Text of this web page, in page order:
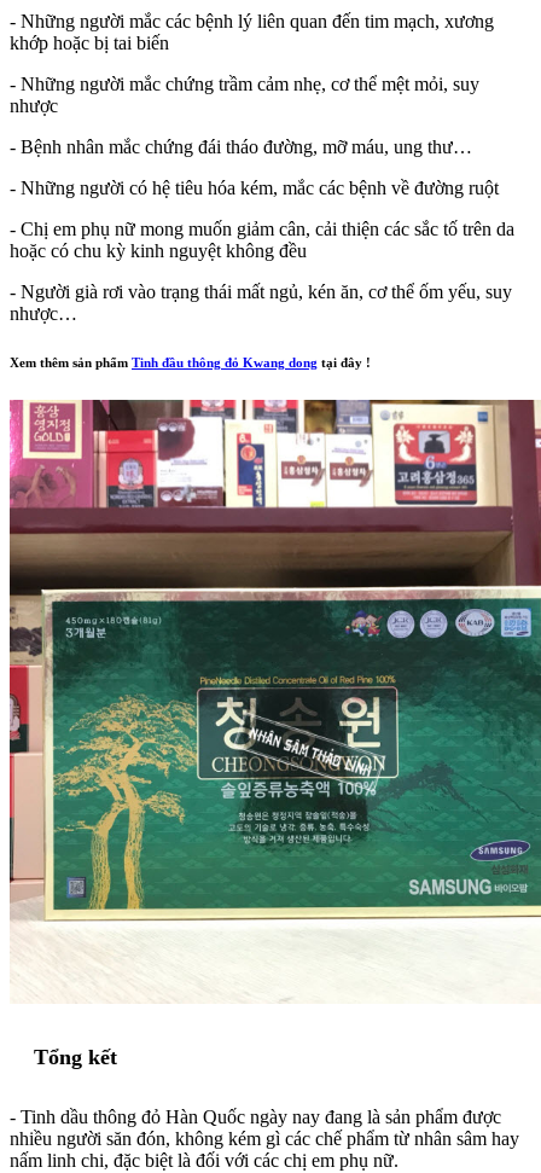
- Những người mắc các bệnh lý liên quan đến tim mạch, xương
khớp hoặc bị tai biến
- Những người mắc chứng trầm cảm nhẹ, cơ thể mệt mỏi, suy
nhược
- Bệnh nhân mắc chứng đái tháo đường, mỡ máu, ung thư…
- Những người có hệ tiêu hóa kém, mắc các bệnh về đường ruột
- Chị em phụ nữ mong muốn giảm cân, cải thiện các sắc tố trên da
hoặc có chu kỳ kinh nguyệt không đều
- Người già rơi vào trạng thái mất ngủ, kén ăn, cơ thể ốm yếu, suy
nhược…
Xem thêm sản phẩm Tinh đầu thông đỏ Kwang dong tại đây !
Tổng kết
- Tinh dầu thông đỏ Hàn Quốc ngày nay đang là sản phẩm được
nhiều người săn đón, không kém gì các chế phẩm từ nhân sâm hay
nấm linh chi, đặc biệt là đối với các chị em phụ nữ.